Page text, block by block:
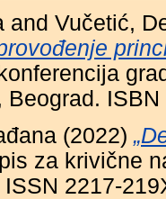
and Vučetić,
Beograd.
(2022)
za krivične
2217-